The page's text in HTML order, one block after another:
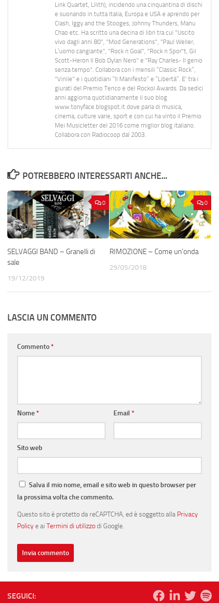
Link Quartet, Lilith), incidendo una cinquantina di dischi
e suonando in tutta Italia, Europa e USA e aprendo per
Clash, Iggy and the Stooges, Johnny Thunders, Manu
Chao etc. Ha scritto una decina di libri tra cui "Uscito
vivo dagli anni 80", "Mod Generations", "Paul Weller,
L’uomo cangiante", "Rock n Goal", "Rock n Spor"t, Gil
Scott-Heron Il Bob Dylan Nero" e "Ray Charles- Il genio
senza tempo". Collabora con i mensili “Classic Rock”,
"Vinile" e i quotidiani “Il Manifesto” e “Libertà”. E' tra i
giurati del Premio Tenco e del Rockol Awards. Da sedici
anni aggiorna quotidianamente il suo blog
www.tonyface.blogspot.it dove parla di musica,
cinema, culture varie, sport e con cui ha vinto il Premio
Mei Musicletter del 2016 come miglior blog italiano.
Collabora con Radiocoop dal 2003.
POTREBBERO INTERESSARTI ANCHE...
0
SELVAGGI BAND – Granelli di
sale
19/12/2019
0
RIMOZIONE – Come un’onda
29/05/2018
LASCIA UN COMMENTO
Commento*
Nome* Email *
Sito web
Salva il mio nome, email e sito web in questo browser per
la prossima volta che commento.
Questo sito è protetto da reCAPTCHA, ed è soggetto alla Privacy
Policye ai Termini di utilizzodi Google.
SEGUICI: